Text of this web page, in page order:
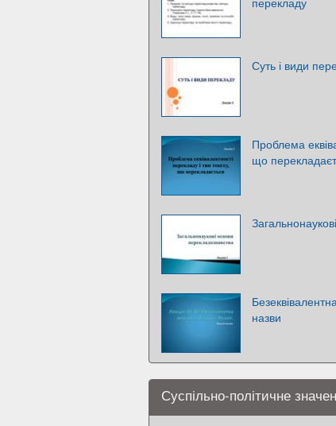
Суть і види
Проблема
що
назви
Суспільно-політичне